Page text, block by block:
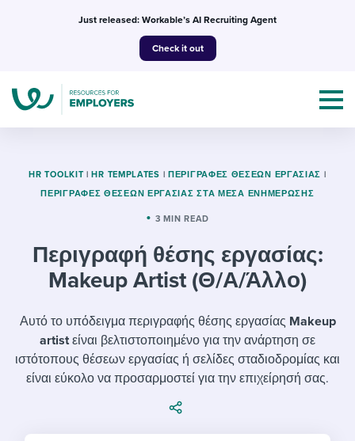
Just released: Workable’s AI Recruiting Agent
Check it out
Topics
Mobilizing AI in my work
Evaluating candidates
Working together with others
Maintaining hiring pipelines
Templates & Guides
I WANT...
Job description templates
Policy templates
I’m a jobseeker
I WANT TO LEARN ABOUT...
Attend webinars & events
Workable customer stories
Explore Workable
HR TOOLKIT | HR TEMPLATES | ΠΕΡΙΓΡΑΦΈΣ ΘΈΣΕΩΝ ΕΡΓΑΣΊΑΣ |
ΠΕΡΙΓΡΑΦΈΣ ΘΈΣΕΩΝ ΕΡΓΑΣΊΑΣ ΣΤΑ ΜΈΣΑ ΕΝΗΜΈΡΩΣΗΣ
3 MIN READ
Περιγραφή θέσης εργασίας:
Makeup Artist (Θ/Α/Άλλο)
Αυτό το υπόδειγμα περιγραφής θέσης εργασίας Makeup
artistείναι βελτιστοποιημένο για την ανάρτηση σε
ιστότοπους θέσεων εργασίας ή σελίδες σταδιοδρομίας και
είναι εύκολο να προσαρμοστεί για την επιχείρησή σας.